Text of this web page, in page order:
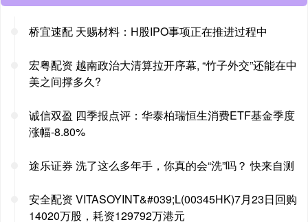
桥宜速配 天赐材料：H股IPO事项正在推进过程中
宏粤配资 越南政治大清算拉开序幕, “竹子外交”还能在中
美之间撑多久?
诚信双盈 四季报点评：华泰柏瑞恒生消费ETF基金季度
涨幅-8.80%
途乐证券 洗了这么多年手，你真的会“洗”吗？ 快来自测
安全配资 VITASOYINT&#039;L(00345HK)7月23日回购
14020万股，耗资129792万港元